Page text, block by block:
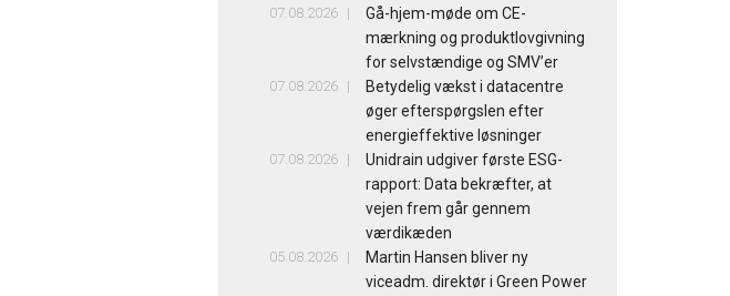
07.08.2026
Gå-hjem-møde om CE-
mærkning og produktlovgivning
for selvstændige og SMV’er
07.08.2026
Betydelig vækst i datacentre
øger efterspørgslen efter
energieffektive løsninger
07.08.2026
Unidrain udgiver første ESG-
rapport: Data bekræfter, at
vejen frem går gennem
værdikæden
05.08.2026
Martin Hansen bliver ny
viceadm. direktør i Green Power